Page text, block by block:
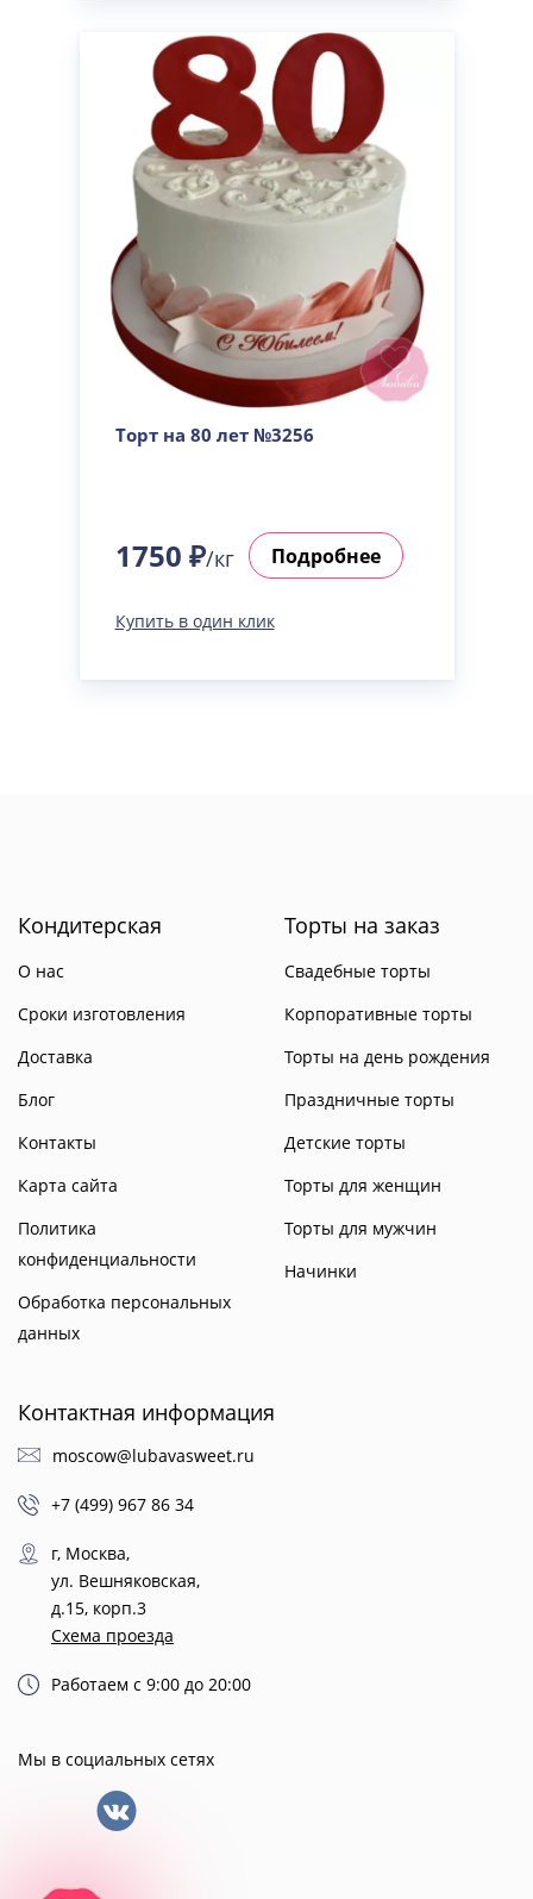
Торт на 80 лет №3256
1750 ₽/кг Подробнее
Купить в один клик
Кондитерская
О нас
Сроки изготовления
Доставка
Блог
Контакты
Карта сайта
Политика
конфиденциальности
Обработка персональных
данных
Торты на заказ
Свадебные торты
Корпоративные торты
Торты на день рождения
Праздничные торты
Детские торты
Торты для женщин
Торты для мужчин
Начинки
Контактная информация
moscow@lubavasweet.ru
+7 (499) 967 86 34
г, Москва,
ул. Вешняковская,
д.15, корп.3
Схема проезда
Работаем с 9:00 до 20:00
Мы в социальных сетях